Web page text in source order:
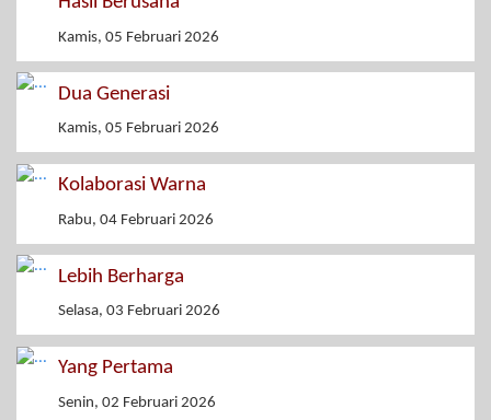
Kamis, 05 Februari 2026
Dua Generasi
Kamis, 05 Februari 2026
Kolaborasi Warna
Rabu, 04 Februari 2026
Lebih Berharga
Selasa, 03 Februari 2026
Yang Pertama
Senin, 02 Februari 2026